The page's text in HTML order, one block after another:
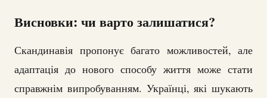
Висновки: чи варто залишатися?
Скандинавія пропонує багато можливостей, але
адаптація до нового способу життя може стати
справжнім випробуванням. Українці, які шукають